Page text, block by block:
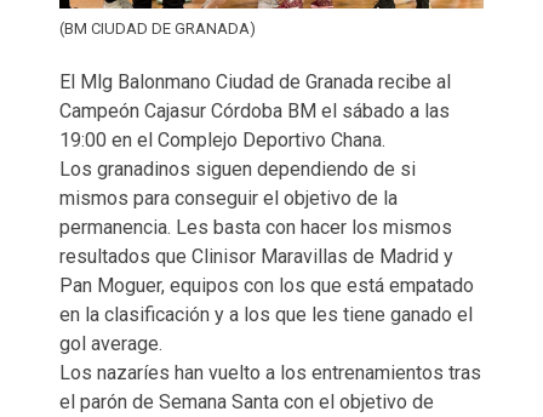
(BM CIUDAD DE GRANADA)
El Mlg Balonmano Ciudad de Granada recibe al
Campeón Cajasur Córdoba BM el sábado a las
19:00 en el Complejo Deportivo Chana.
Los granadinos siguen dependiendo de si
mismos para conseguir el objetivo de la
permanencia. Les basta con hacer los mismos
resultados que Clinisor Maravillas de Madrid y
Pan Moguer, equipos con los que está empatado
en la clasificación y a los que les tiene ganado el
gol average.
Los nazaríes han vuelto a los entrenamientos tras
el parón de Semana Santa con el objetivo de